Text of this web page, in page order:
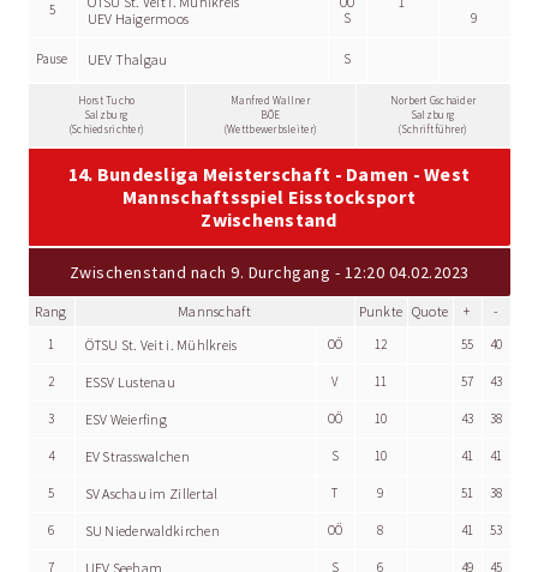
5
UEV Haigermoos
S
9
Pause UEV Thalgau S
Horst Tucho
Salzburg
(Schiedsrichter)
Manfred Wallner
BÖE
(Wettbewerbsleiter)
Norbert Gschaider
Salzburg
(Schriftführer)
14. Bundesliga Meisterschaft - Damen - West
Mannschaftsspiel Eisstocksport
Zwischenstand
Zwischenstand nach 9. Durchgang - 12:20 04.02.2023
Rang Mannschaft Punkte Quote + -
1 ÖTSU St. Veit i. Mühlkreis OÖ 12 55 40
2 ESSV Lustenau V 11 57 43
3 ESV Weierfing OÖ 10 43 38
4 EV Strasswalchen S 10 41 41
5 SV Aschau im Zillertal T 9 51 38
6 SU Niederwaldkirchen OÖ 8 41 53
7 UEV Seeham S 6 49 45